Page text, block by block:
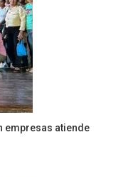
empresas atiende